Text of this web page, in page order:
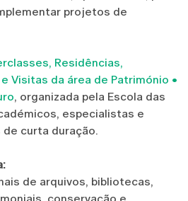
projetos de
Residências,
Visitas da área de Património •
, organizada pela Escola das
especialistas e
curta duração.
de arquivos, bibliotecas,